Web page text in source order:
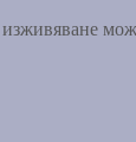
изживяване